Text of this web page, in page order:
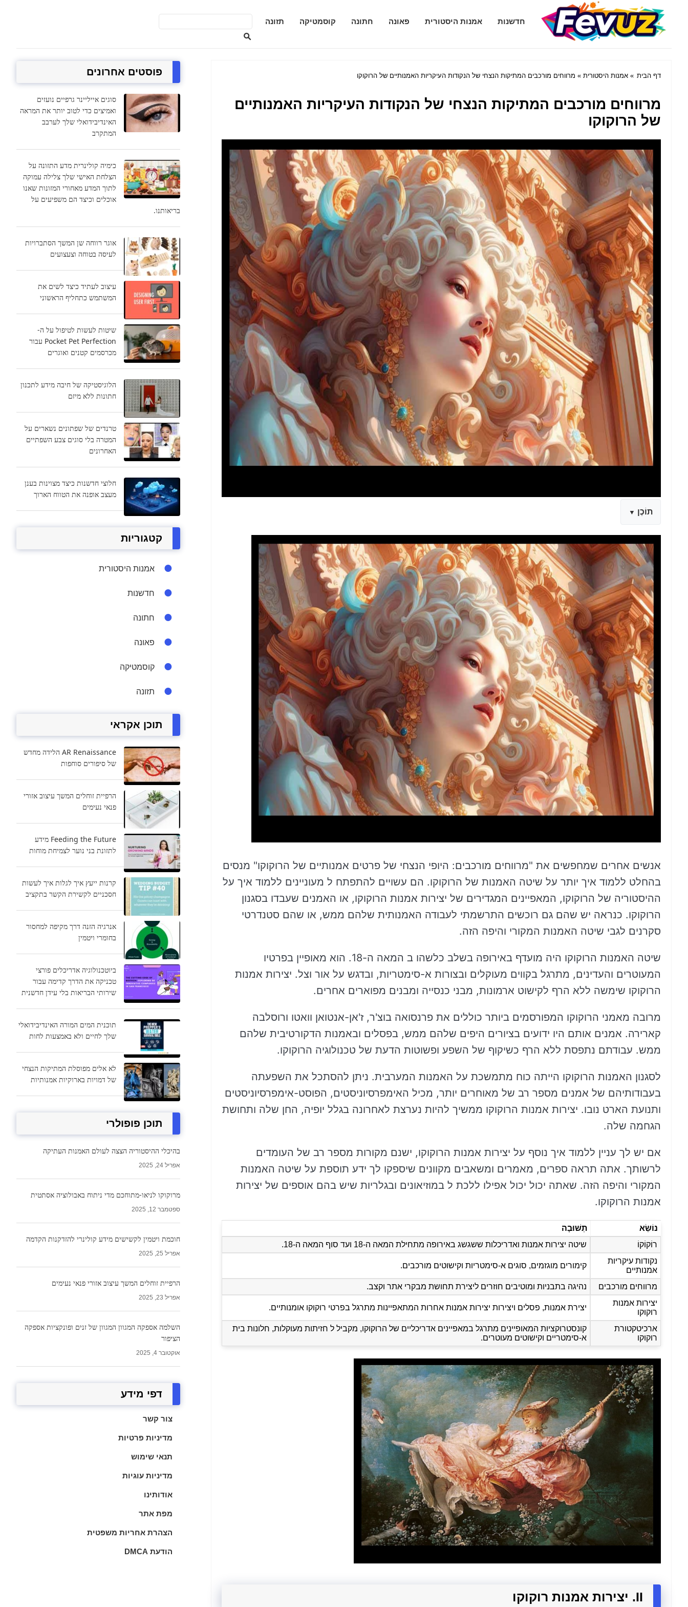
Fevuz.com חדשנות אמנות היסטורית פאונה חתונה קוסמטיקה תזונה
דף הבית » אמנות היסטורית » מרווחים מורכבים המתיקות הנצחי של הנקודות העיקריות האמנותיים של הרוקוקו
מרווחים מורכבים המתיקות הנצחי של הנקודות העיקריות האמנותיים
של הרוקוקו
תוֹכֶן
אנשים אחרים שמחפשים את "מרווחים מורכבים: היופי הנצחי של פרטים אמנותיים של הרוקוקו" מנסים
בהחלט ללמוד איך יותר על שיטה האמנות של הרוקוקו. הם עשויים להתפתח ל מעוניינים ללמוד איך על
ההיסטוריה של הרוקוקו, המאפיינים המגדירים של יצירות אמנות הרוקוקו, או האמנים שעבדו בסגנון
הרוקוקו. כנראה יש שהם גם רוכשים התרשמתי לעבודה האמנותית שלהם ממש, או שהם סטנדרטי
סקרנים לגבי שיטה האמנות המקורי והיפה הזה.
שיטה האמנות הרוקוקו היה מועדף באירופה בשלב כלשהו ב המאה ה-18. הוא מאופיין בפרטיו
המעוטרים והעדינים, מתרגל בקווים מעוקלים ובצורות א-סימטריות, ובדגש על אור וצל. יצירות אמנות
הרוקוקו שימשה ללא הרף לקישוט ארמונות, מבני כנסייה ומבנים מפוארים אחרים.
מרובה מאמני הרוקוקו המפורסמים ביותר כוללים את פרנסואה בוצ'ר, ז'אן-אנטואן וואטו ורוסלבה
קארירה. אמנים אותם היו ידועים בציורים היפים שלהם ממש, בפסלים ובאמנות הדקורטיבית שלהם
ממש. עבודתם נתפסת ללא הרף כשיקוף של השפע ופשוטות הדעת של טכנולוגיה הרוקוקו.
לסגנון האמנות הרוקוקו הייתה כוח מתמשכת על האמנות המערבית. ניתן להסתכל את השפעתה
בעבודותיהם של אמנים מספר רב של מאוחרים יותר, מכיל האימפרסיוניסטים, הפוסט-אימפרסיוניסטים
ותנועת הארט נובו. יצירות אמנות הרוקוקו ממשיך להיות נערצת לאחרונה בגלל יופיה, החן שלה ותחושת
הגחמה שלה.
אם יש לך עניין ללמוד איך נוסף על יצירות אמנות הרוקוקו, ישנם מקורות מספר רב של העומדים
לרשותך. אתה תראה ספרים, מאמרים ומשאבים מקוונים שיספקו לך ידע תוספת על שיטה האמנות
המקורי והיפה הזה. שאתה יכול יכול אפילו ללכת ל במוזיאונים ובגלריות שיש בהם אוספים של יצירות
אמנות הרוקוקו.
נוֹשֵׂא
תְשׁוּבָה
רוֹקוֹקוֹ
שיטה יצירות אמנות ואדריכלות ששגשג באירופה מתחילת המאה ה-18 ועד סוף המאה ה-18.
נקודות עיקריות
אמנותיים
קימורים מוגזמים, סוגים א-סימטריות וקישוטים מורכבים.
מרווחים מורכבים
נהיגה בתבניות ומוטיבים חוזרים ליצירת תחושת מבקרי אתר וקצב.
יצירות אמנות
רוקוקו
יצירת אמנות, פסלים ויצירות יצירות אמנות אחרות המתאפיינות מתרגל בפרטי רוקוקו אומנותיים.
ארכיטקטורת
רוקוקו
קונסטרוקציות המאופיינים מתרגל במאפיינים אדריכליים של הרוקוקו, מקביל ל חזיתות מעוקלות, חלונות בית
א-סימטריים וקישוטים מעוטרים.
II. יצירות אמנות רוקוקו
פוסטים אחרונים
סוגים אייליינר גרפיים נועזים
ואמיצים כדי לטוב יותר את המראה
האינדיבידואלי שלך לערבב
המתקרב
כימיה קולינרית מדע התזונה על
הצלחת האישי שלך צלילה עמוקה
לתוך המדע מאחורי המזונות שאנו
אוכלים וכיצד הם משפיעים על
בריאותנו.
אוגר רווחה שן המשך הסתברויות
לעיסה בטוחה וצעצועים
עיצוב לעתיד כיצד לשים את
המשתמש כתחליף הראשוני
שיטות לעשות לטיפול על ה-
Pocket Pet Perfection עבור
מכרסמים קטנים ואוגרים
הלוגיסטיקה של חיבה מידע לתכנון
חתונות ללא מיזם
טרנדים של שפתונים נשארים על
המטרה בלי סוגים צבע השפתיים
האחרונים
חלוצי חדשנות כיצד מצוינות בענן
מעצב אופנה את הטווח הארוך
קטגוריות
אמנות היסטורית
חדשנות
חתונה
פאונה
קוסמטיקה
תזונה
תוכן אקראי
AR Renaissance הלידה מחדש
של סיפורים סוחפות
הרפיית זוחלים המשך עיצוב אזורי
פנאי נעימים
Feeding the Future מידע
לתזונת בני נוער לצמיחת מוחות
קרנות ייעץ איך לגלות איך לעשות
חסכניים לקשירת הקשר בתקציב
אנרגיה הזנה דרך מקיפה למחסור
בחומרי ויטמין
ביוטכנולוגיה אדריכלים פורצי
טכניקה את הדרך קדימה עבור
שירותי הבריאות בלי עידן חדשנית
תוכנית המים המורה האינדיבידואלי
שלך לחיים ולא באמצעות לחות
לא אלים מפוסלת המתיקות הנצחי
של דמויות בארוקיות אמנותיות
תוכן פופולרי
בהיכלי ההיסטוריה הצצה לעולם האמנות העתיקה
אפריל 24, 2025
מרוקוקו לניאו-מתוחכם מדי ניתוח באבולוציה אסתטית
ספטמבר 12, 2025
חוכמת ויטמין לקשישים מידע קולינרי להזדקנות הקדמה
אפריל 25, 2025
הרפיית זוחלים המשך עיצוב אזורי פנאי נעימים
אפריל 23, 2025
השלמה אספקה המגוון המגוון של זנים ופונקציות אספקה
הציפור
אוקטובר 4, 2025
דפי מידע
צור קשר
מדיניות פרטיות
תנאי שימוש
מדיניות עוגיות
אודותינו
מפת אתר
הצהרת אחריות משפטית
הודעת DMCA